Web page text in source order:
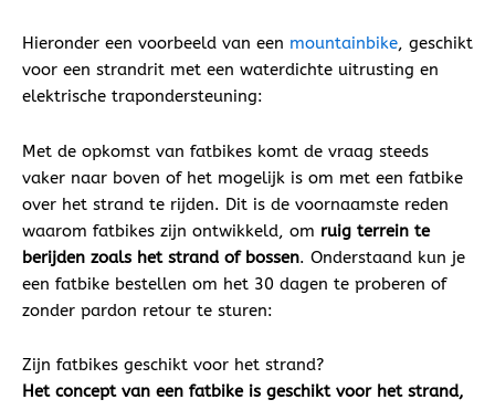
Hieronder een voorbeeld van een mountainbike, geschikt
voor een strandrit met een waterdichte uitrusting en
elektrische trapondersteuning:
Met de opkomst van fatbikes komt de vraag steeds
vaker naar boven of het mogelijk is om met een fatbike
over het strand te rijden. Dit is de voornaamste reden
waarom fatbikes zijn ontwikkeld, om ruig terrein te
berijden zoals het strand of bossen. Onderstaand kun je
een fatbike bestellen om het 30 dagen te proberen of
zonder pardon retour te sturen:
Zijn fatbikes geschikt voor het strand?
Het concept van een fatbike is geschikt voor het strand,